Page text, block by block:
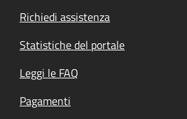
Richiedi assistenza
Statistiche del portale
Leggi le FAQ
Pagamenti